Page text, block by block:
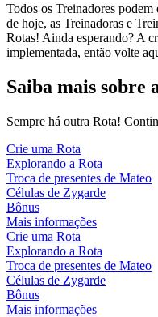
Todos os Treinadores
de hoje, as Treinadoras e
Rotas! Ainda esperando? A
implementada, então volte
Saiba mais sobre
Sempre há outra Rota!
Crie uma Rota
Explorando a Rota
Troca de presentes de Mateo
Células de Zygarde
Bônus
Mais informações
Crie uma Rota
Explorando a Rota
Troca de presentes de Mateo
Células de Zygarde
Bônus
Mais informações